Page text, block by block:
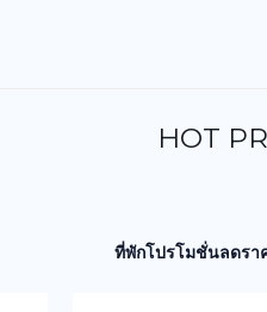
HOT
ที่พักโปรโมชั่นลดรา